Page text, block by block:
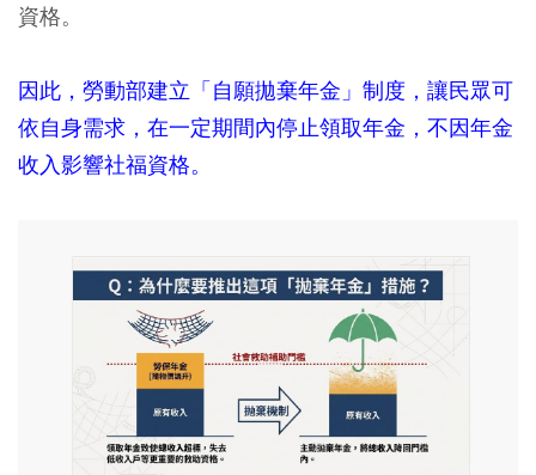
資格。
因此，勞動部建立「自願拋棄年金」制度，讓民眾可
依自身需求，在一定期間內停止領取年金，不因年金
收入影響社福資格。